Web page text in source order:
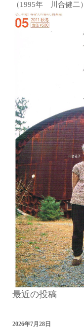
（1995年 川合健二）
最近の投稿
2026年7月28日